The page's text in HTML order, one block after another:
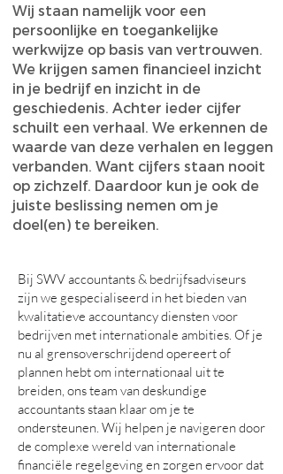
Wij staan namelijk voor een
persoonlijke en toegankelijke
werkwijze op basis van vertrouwen.
We krijgen samen financieel inzicht
in je bedrijf en inzicht in de
geschiedenis. Achter ieder cijfer
schuilt een verhaal. We erkennen de
waarde van deze verhalen en leggen
verbanden. Want cijfers staan nooit
op zichzelf. Daardoor kun je ook de
juiste beslissing nemen om je
doel(en) te bereiken.
Bij SWV accountants & bedrijfsadviseurs
zijn we gespecialiseerd in het bieden van
kwalitatieve accountancy diensten voor
bedrijven met internationale ambities. Of je
nu al grensoverschrijdend opereert of
plannen hebt om internationaal uit te
breiden, ons team van deskundige
accountants staan klaar om je te
ondersteunen. Wij helpen je navigeren door
de complexe wereld van internationale
financiële regelgeving en zorgen ervoor dat